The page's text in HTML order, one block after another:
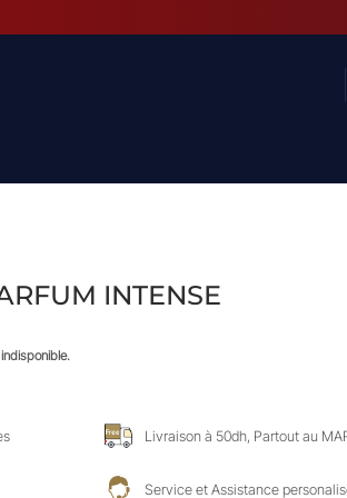
INTENSE
Livraison à 50dh, Partout au
Service et Assistance